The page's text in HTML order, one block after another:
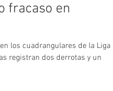
fracaso en
los cuadrangulares de la Liga
registran dos derrotas y un